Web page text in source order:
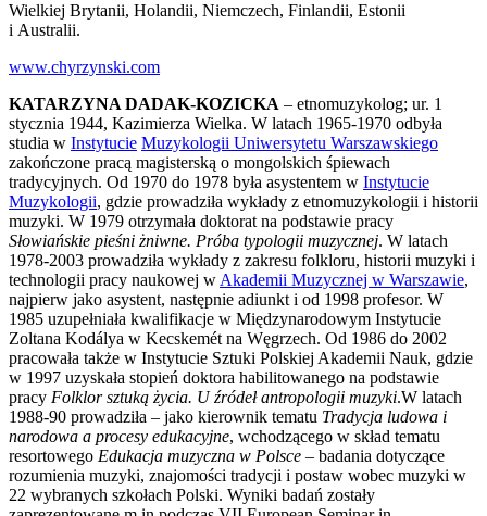
Wielkiej Brytanii, Holandii, Niemczech, Finlandii, Estonii
i Australii.
www.chyrzynski.com
KATARZYNA DADAK-KOZICKA – etnomuzykolog; ur. 1
stycznia 1944, Kazimierza Wielka. W latach 1965-1970 odbyła
studia w Instytucie Muzykologii Uniwersytetu Warszawskiego
zakończone pracą magisterską o mongolskich śpiewach
tradycyjnych. Od 1970 do 1978 była asystentem w Instytucie
Muzykologii, gdzie prowadziła wykłady z etnomuzykologii i historii
muzyki. W 1979 otrzymała doktorat na podstawie pracy
Słowiańskie pieśni żniwne. Próba typologii muzycznej. W latach
1978-2003 prowadziła wykłady z zakresu folkloru, historii muzyki i
technologii pracy naukowej w Akademii Muzycznej w Warszawie,
najpierw jako asystent, następnie adiunkt i od 1998 profesor. W
1985 uzupełniała kwalifikacje w Międzynarodowym Instytucie
Zoltana Kodálya w Kecskemét na Węgrzech. Od 1986 do 2002
pracowała także w Instytucie Sztuki Polskiej Akademii Nauk, gdzie
w 1997 uzyskała stopień doktora habilitowanego na podstawie
pracy Folklor sztuką życia. U źródeł antropologii muzyki.W latach
1988-90 prowadziła – jako kierownik tematu Tradycja ludowa i
narodowa a procesy edukacyjne, wchodzącego w skład tematu
resortowego Edukacja muzyczna w Polsce – badania dotyczące
rozumienia muzyki, znajomości tradycji i postaw wobec muzyki w
22 wybranych szkołach Polski. Wyniki badań zostały